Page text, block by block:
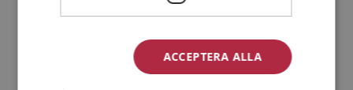
ACCEPTERA ALLA